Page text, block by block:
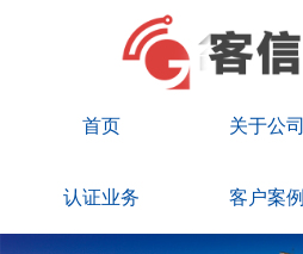
首页 关于公司
认证业务 客户案例